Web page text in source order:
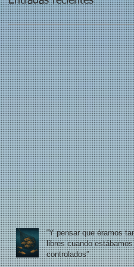
“Y pensar que éramos
libres cuando estábamos
controlados”